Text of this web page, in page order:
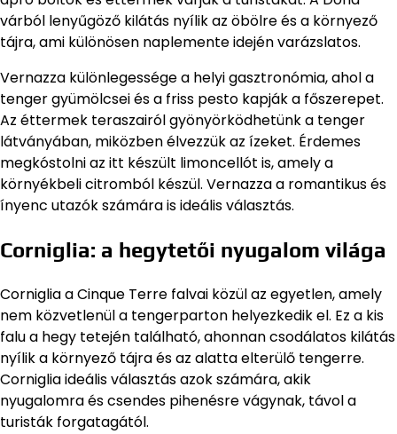
várból lenyűgöző kilátás nyílik az öbölre és a környező
tájra, ami különösen naplemente idején varázslatos.
Vernazza különlegessége a helyi gasztronómia, ahol a
tenger gyümölcsei és a friss pesto kapják a főszerepet.
Az éttermek teraszairól gyönyörködhetünk a tenger
látványában, miközben élvezzük az ízeket. Érdemes
megkóstolni az itt készült limoncellót is, amely a
környékbeli citromból készül. Vernazza a romantikus és
ínyenc utazók számára is ideális választás.
Corniglia: a hegytetői nyugalom világa
Corniglia a Cinque Terre falvai közül az egyetlen, amely
nem közvetlenül a tengerparton helyezkedik el. Ez a kis
falu a hegy tetején található, ahonnan csodálatos kilátás
nyílik a környező tájra és az alatta elterülő tengerre.
Corniglia ideális választás azok számára, akik
nyugalomra és csendes pihenésre vágynak, távol a
turisták forgatagától.